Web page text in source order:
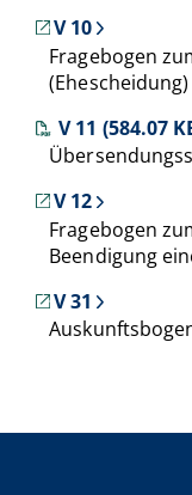
ausgewählten
Links
zu
einzelnen
V 10
Fragebogen
(Ehescheidung)
V 11 (584.07
V 12
Fragebogen
Beendigung
V 31